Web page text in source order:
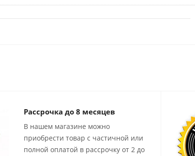
Рассрочка до 8 месяцев
В нашем магазине можно
приобрести товар с частичной или
полной оплатой в рассрочку от 2 до